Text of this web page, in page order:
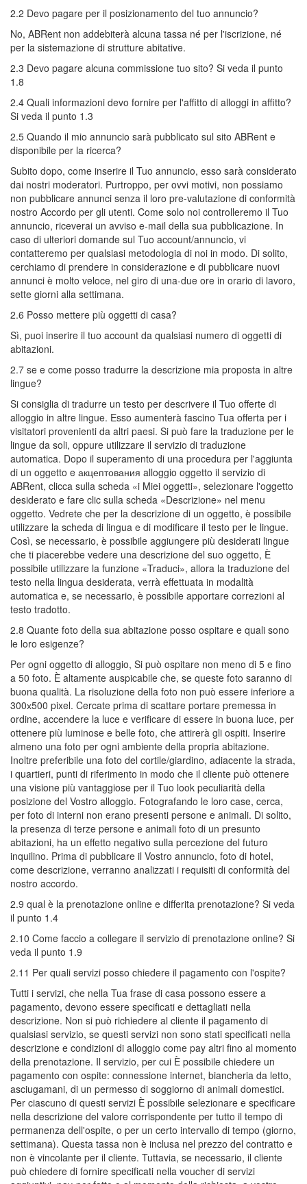
2.2 Devo pagare per il posizionamento del tuo annuncio?
No, ABRent non addebiterà alcuna tassa né per l'iscrizione, né
per la sistemazione di strutture abitative.
2.3 Devo pagare alcuna commissione tuo sito? Si veda il punto
1.8
2.4 Quali informazioni devo fornire per l'affitto di alloggi in affitto?
Si veda il punto 1.3
2.5 Quando il mio annuncio sarà pubblicato sul sito ABRent e
disponibile per la ricerca?
Subito dopo, come inserire il Tuo annuncio, esso sarà considerato
dai nostri moderatori. Purtroppo, per ovvi motivi, non possiamo
non pubblicare annunci senza il loro pre-valutazione di conformità
nostro Accordo per gli utenti. Come solo noi controlleremo il Tuo
annuncio, riceverai un avviso e-mail della sua pubblicazione. In
caso di ulteriori domande sul Tuo account/annuncio, vi
contatteremo per qualsiasi metodologia di noi in modo. Di solito,
cerchiamo di prendere in considerazione e di pubblicare nuovi
annunci è molto veloce, nel giro di una-due ore in orario di lavoro,
sette giorni alla settimana.
2.6 Posso mettere più oggetti di casa?
Sì, puoi inserire il tuo account da qualsiasi numero di oggetti di
abitazioni.
2.7 se e come posso tradurre la descrizione mia proposta in altre
lingue?
Si consiglia di tradurre un testo per descrivere il Tuo offerte di
alloggio in altre lingue. Esso aumenterà fascino Tua offerta per i
visitatori provenienti da altri paesi. Si può fare la traduzione per le
lingue da soli, oppure utilizzare il servizio di traduzione
automatica. Dopo il superamento di una procedura per l'aggiunta
di un oggetto e акцептования alloggio oggetto il servizio di
ABRent, clicca sulla scheda «i Miei oggetti», selezionare l'oggetto
desiderato e fare clic sulla scheda «Descrizione» nel menu
oggetto. Vedrete che per la descrizione di un oggetto, è possibile
utilizzare la scheda di lingua e di modificare il testo per le lingue.
Così, se necessario, è possibile aggiungere più desiderati lingue
che ti piacerebbe vedere una descrizione del suo oggetto, È
possibile utilizzare la funzione «Traduci», allora la traduzione del
testo nella lingua desiderata, verrà effettuata in modalità
automatica e, se necessario, è possibile apportare correzioni al
testo tradotto.
2.8 Quante foto della sua abitazione posso ospitare e quali sono
le loro esigenze?
Per ogni oggetto di alloggio, Si può ospitare non meno di 5 e fino
a 50 foto. È altamente auspicabile che, se queste foto saranno di
buona qualità. La risoluzione della foto non può essere inferiore a
300х500 pixel. Cercate prima di scattare portare premessa in
ordine, accendere la luce e verificare di essere in buona luce, per
ottenere più luminose e belle foto, che attirerà gli ospiti. Inserire
almeno una foto per ogni ambiente della propria abitazione.
Inoltre preferibile una foto del cortile/giardino, adiacente la strada,
i quartieri, punti di riferimento in modo che il cliente può ottenere
una visione più vantaggiose per il Tuo look peculiarità della
posizione del Vostro alloggio. Fotografando le loro case, cerca,
per foto di interni non erano presenti persone e animali. Di solito,
la presenza di terze persone e animali foto di un presunto
abitazioni, ha un effetto negativo sulla percezione del futuro
inquilino. Prima di pubblicare il Vostro annuncio, foto di hotel,
come descrizione, verranno analizzati i requisiti di conformità del
nostro accordo.
2.9 qual è la prenotazione online e differita prenotazione? Si veda
il punto 1.4
2.10 Come faccio a collegare il servizio di prenotazione online? Si
veda il punto 1.9
2.11 Per quali servizi posso chiedere il pagamento con l'ospite?
Tutti i servizi, che nella Tua frase di casa possono essere a
pagamento, devono essere specificati e dettagliati nella
descrizione. Non si può richiedere al cliente il pagamento di
qualsiasi servizio, se questi servizi non sono stati specificati nella
descrizione e condizioni di alloggio come pay altri fino al momento
della prenotazione. Il servizio, per cui È possibile chiedere un
pagamento con ospite: connessione internet, biancheria da letto,
asciugamani, di un permesso di soggiorno di animali domestici.
Per ciascuno di questi servizi È possibile selezionare e specificare
nella descrizione del valore corrispondente per tutto il tempo di
permanenza dell'ospite, o per un certo intervallo di tempo (giorno,
settimana). Questa tassa non è inclusa nel prezzo del contratto e
non è vincolante per il cliente. Tuttavia, se necessario, il cliente
può chiedere di fornire specificati nella voucher di servizi